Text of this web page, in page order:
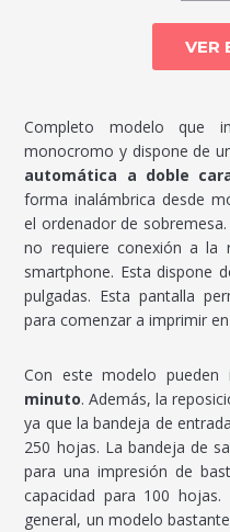
VER
Completo modelo que
monocromo y dispone de
automática a doble
forma inalámbrica desde
el ordenador de
no requiere conexión a la
smartphone. Esta dispone
pulgadas. Esta pantalla
para comenzar a imprimir
Con este modelo pueden
minuto. Además, la
ya que la bandeja de
250 hojas. La bandeja de
para una impresión de
capacidad para 100
general, un modelo